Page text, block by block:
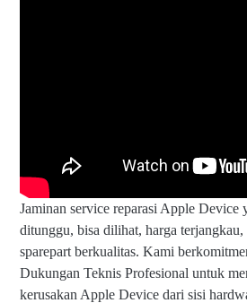
Jaminan service reparasi Apple Device
ditunggu, bisa dilihat, harga terjangkau,
sparepart berkualitas. Kami
Dukungan Teknis Profesional untuk
kerusakan Apple Device dari sisi